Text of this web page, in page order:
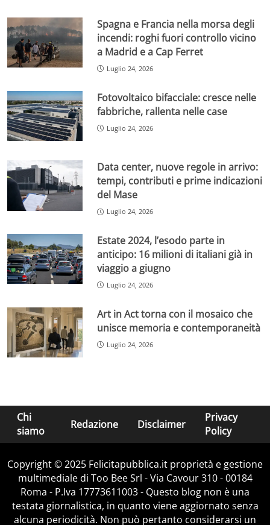
Spagna e Francia nella morsa degli
incendi: roghi fuori controllo vicino
a Madrid e a Cap Ferret
Luglio 24, 2026
Fotovoltaico bifacciale: cresce nelle
fabbriche, rallenta nelle case
Luglio 24, 2026
Data center, nuove regole in arrivo:
tempi, contributi e prime indicazioni
del Mase
Luglio 24, 2026
Estate 2024, l’esodo parte in
anticipo: 16 milioni di italiani già in
viaggio a giugno
Luglio 24, 2026
Art in Act torna con il mosaico che
unisce memoria e contemporaneità
Luglio 24, 2026
Chi
siamo
Redazione Disclaimer
Privacy
Policy
Copyright © 2025 Felicitapubblica.it proprietà e gestione
multimediale di Too Bee Srl - Via Cavour 310 - 00184
Roma - P.Iva 17773611003 - Questo blog non è una
testata giornalistica, in quanto viene aggiornato senza
alcuna periodicità. Non può pertanto considerarsi un